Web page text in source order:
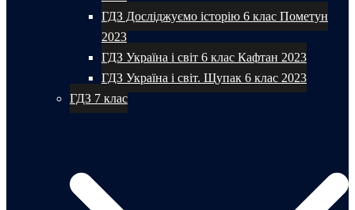
ГДЗ Досліджуємо історію 6 клас Пометун
2023
ГДЗ Україна і світ 6 клас Кафтан 2023
ГДЗ Україна і світ. Щупак 6 клас 2023
ГДЗ 7 клас